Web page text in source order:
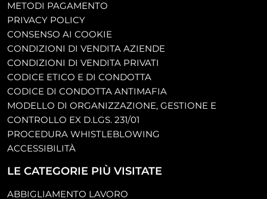
METODI PAGAMENTO
PRIVACY POLICY
CONSENSO AI COOKIE
CONDIZIONI DI VENDITA AZIENDE
CONDIZIONI DI VENDITA PRIVATI
CODICE ETICO E DI CONDOTTA
CODICE DI CONDOTTA ANTIMAFIA
MODELLO DI ORGANIZZAZIONE, GESTIONE E
CONTROLLO EX D.LGS. 231/01
PROCEDURA WHISTLEBLOWING
ACCESSIBILITÀ
LE CATEGORIE PIÙ VISITATE
ABBIGLIAMENTO LAVORO